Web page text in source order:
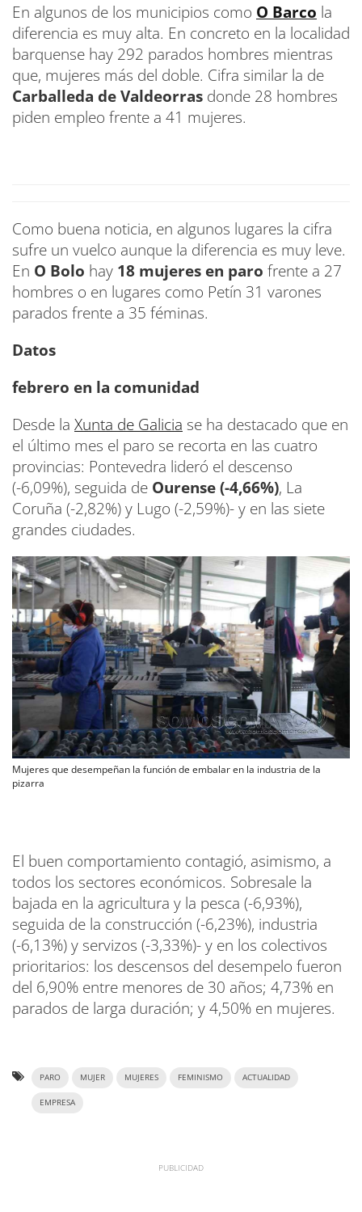
En algunos de los municipios como O Barco la
diferencia es muy alta. En concreto en la localidad
barquense hay 292 parados hombres mientras
que, mujeres más del doble. Cifra similar la de
Carballeda de Valdeorras donde 28 hombres
piden empleo frente a 41 mujeres.
Como buena noticia, en algunos lugares la cifra
sufre un vuelco aunque la diferencia es muy leve.
En O Bolo hay 18 mujeres en paro frente a 27
hombres o en lugares como Petín 31 varones
parados frente a 35 féminas.
Datos
febrero en la comunidad
Desde la Xunta de Galicia se ha destacado que en
el último mes el paro se recorta en las cuatro
provincias: Pontevedra lideró el descenso
(-6,09%), seguida de Ourense (-4,66%), La
Coruña (-2,82%) y Lugo (-2,59%)- y en las siete
grandes ciudades.
Mujeres que desempeñan la función de embalar en la industria de la
pizarra
El buen comportamiento contagió, asimismo, a
todos los sectores económicos. Sobresale la
bajada en la agricultura y la pesca (-6,93%),
seguida de la construcción (-6,23%), industria
(-6,13%) y servizos (-3,33%)- y en los colectivos
prioritarios: los descensos del desempelo fueron
del 6,90% entre menores de 30 años; 4,73% en
parados de larga duración; y 4,50% en mujeres.
PARO MUJER MUJERES FEMINISMO ACTUALIDAD
EMPRESA